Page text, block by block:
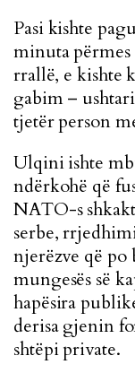
Pasi kishte
minuta
rrallë, e kishte
gabim –
tjetër person
Ulqini ishte
ndërkohë që
NATO-s
serbe,
njerëzve që po
mungesës së
hapësira
derisa gjenin
shtëpi private.